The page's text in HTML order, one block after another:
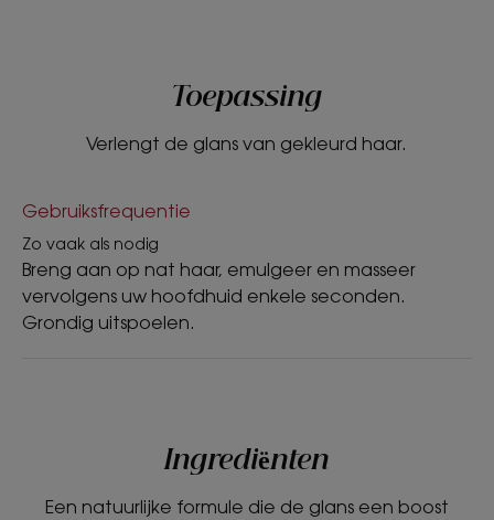
Toepassing
Verlengt de glans van gekleurd haar.
Gebruiksfrequentie
Zo vaak als nodig
Breng aan op nat haar, emulgeer en masseer
vervolgens uw hoofdhuid enkele seconden.
Grondig uitspoelen.
Ingrediënten
Een natuurlijke formule die de glans een boost